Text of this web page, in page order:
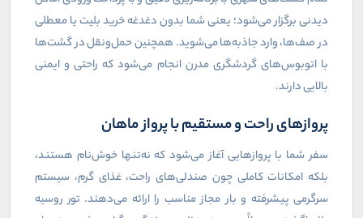
دیدنی برگزار می‌شود؛ یعنی شما بدون دغدغه خرید بلیت یا معطلی
در صف‌ها، وارد جاذبه‌ها می‌شوید. همچنین حمل‌ونقل در گشت‌ها
با اتوبوس‌های گردشگری مدرن انجام می‌شود که راحتی و ایمنی
بالایی دارند.
پروازهای راحت و مستقیم با پرواز ماهان
سفر شما با پروازهایی آغاز می‌شود که نه‌تنها خوش‌نام هستند،
بلکه امکانات کاملی چون صندلی‌های راحت، غذای گرم، سیستم
سرگرمی پیشرفته و بار مجاز مناسب را ارائه می‌دهند. تور روسیه